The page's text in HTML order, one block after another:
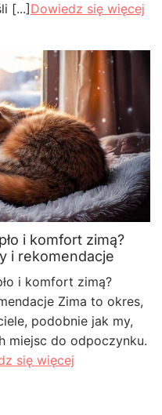
[...] Dowiedz się więcej
i komfort zimą?
i rekomendacje
i komfort zimą?
Zima to okres,
podobnie jak my,
miejsc do odpoczynku.
się więcej